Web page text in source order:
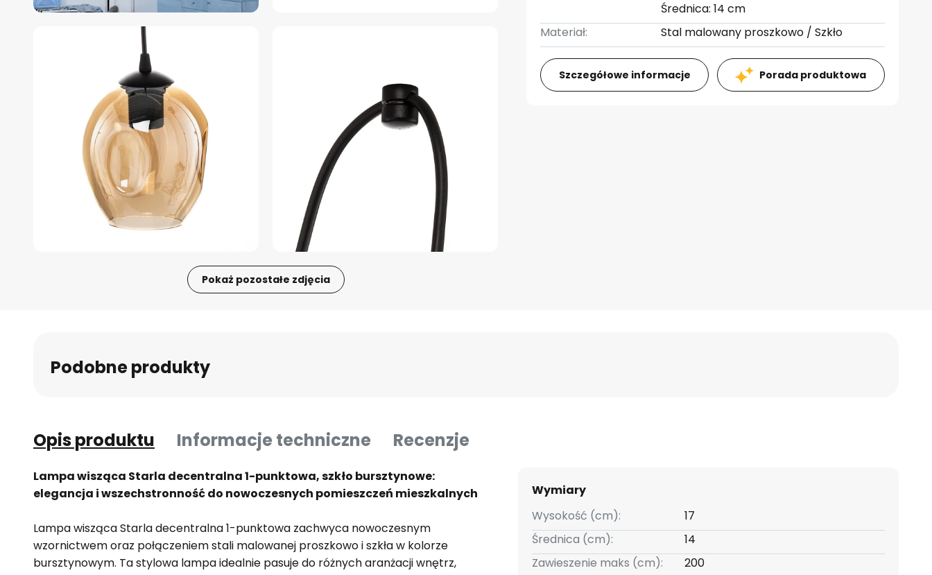
Pokaż pozostałe zdjęcia
Średnica: 14 cm
Materiał:
Stal malowany proszkowo / Szkło
Szczegółowe informacje Porada produktowa
Podobne produkty
Opis produktu Informacje techniczne Recenzje
Lampa wisząca Starla decentralna 1-punktowa, szkło bursztynowe:
elegancja i wszechstronność do nowoczesnych pomieszczeń mieszkalnych
Lampa wisząca Starla decentralna 1-punktowa zachwyca nowoczesnym
wzornictwem oraz połączeniem stali malowanej proszkowo i szkła w kolorze
bursztynowym. Ta stylowa lampa idealnie pasuje do różnych aranżacji wnętrz,
Wymiary
Wysokość (cm):
17
Średnica (cm):
14
Zawieszenie maks (cm):
200